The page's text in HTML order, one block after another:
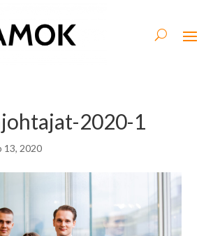
2020-1
13, 2020